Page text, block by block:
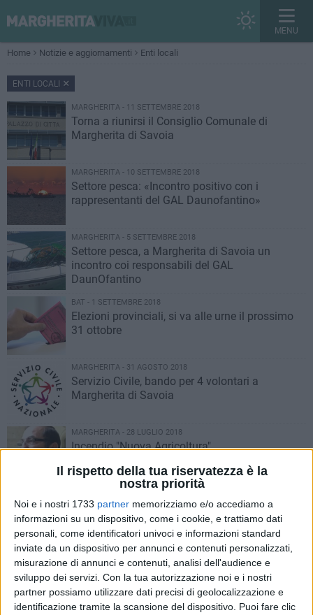
Il rispetto della tua riservatezza è la
nostra priorità
Noi e i nostri 1733 partner memorizziamo e/o accediamo a
informazioni su un dispositivo, come i cookie, e trattiamo dati
personali, come identificatori univoci e informazioni standard
inviate da un dispositivo per annunci e contenuti personalizzati,
misurazione di annunci e contenuti, analisi dell'audience e
sviluppo dei servizi. Con la tua autorizzazione noi e i nostri
partner possiamo utilizzare dati precisi di geolocalizzazione e
identificazione tramite la scansione del dispositivo. Puoi fare clic
MENU
Home Notizie e aggiornamenti Enti locali
ENTI LOCALI
MARGHERITA - 11 SETTEMBRE 2018
Torna a riunirsi il Consiglio Comunale di
Margherita di Savoia
MARGHERITA - 10 SETTEMBRE 2018
Settore pesca: «Incontro positivo con i
rappresentanti del GAL Daunofantino»
MARGHERITA - 5 SETTEMBRE 2018
Settore pesca, a Margherita di Savoia un
incontro coi responsabili del GAL
DaunOfantino
BAT - 1 SETTEMBRE 2018
Elezioni provinciali, si va alle urne il prossimo
31 ottobre
MARGHERITA - 31 AGOSTO 2018
Servizio Civile, bando per 4 volontari a
Margherita di Savoia
MARGHERITA - 28 LUGLIO 2018
Incendio "Nuova Agricoltura",
Arriva nella BAT il nuovo prefetto dott. Emilio
Dario Sensi
BAT - 20 LUGLIO 2018
Il saluto del Prefetto Cerniglia alla provincia
BAT